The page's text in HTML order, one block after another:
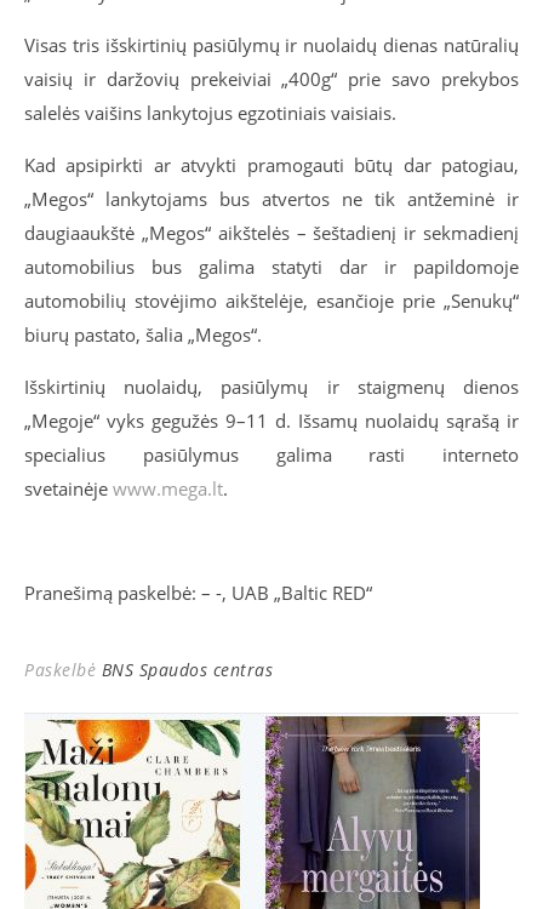
Visas tris išskirtinių pasiūlymų ir nuolaidų dienas natūralių
vaisių ir daržovių prekeiviai „400g“ prie savo prekybos
salelės vaišins lankytojus egzotiniais vaisiais.
Kad apsipirkti ar atvykti pramogauti būtų dar patogiau,
„Megos“ lankytojams bus atvertos ne tik antžeminė ir
daugiaaukštė „Megos“ aikštelės – šeštadienį ir sekmadienį
automobilius bus galima statyti dar ir papildomoje
automobilių stovėjimo aikštelėje, esančioje prie „Senukų“
biurų pastato, šalia „Megos“.
Išskirtinių nuolaidų, pasiūlymų ir staigmenų dienos
„Megoje“ vyks gegužės 9–11 d. Išsamų nuolaidų sąrašą ir
specialius pasiūlymus galima rasti interneto
svetainėje www.mega.lt.
Pranešimą paskelbė: – -, UAB „Baltic RED“
Paskelbė BNS Spaudos centras